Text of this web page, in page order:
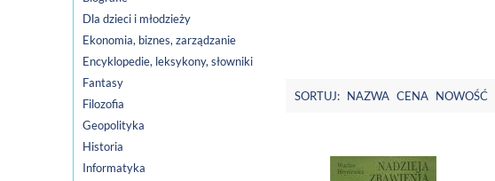
Dla dzieci i młodzieży
Ekonomia, biznes, zarządzanie
Encyklopedie, leksykony, słowniki
Fantasy
Filozofia
Geopolityka
Historia
Informatyka
SORTUJ: NAZWA CENA NOWOŚĆ